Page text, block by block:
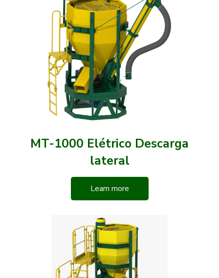
MT-1000 Elétrico Descarga
lateral
Learn more